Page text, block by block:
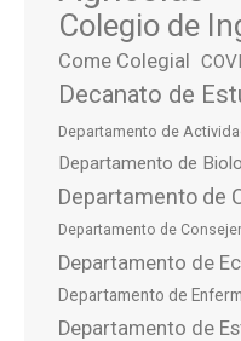
Colegio de
Come Colegial
Decanato de
Departamento de
Departamento de
Departamento de
Departamento de
Departamento de
Departamento de
Departamento de